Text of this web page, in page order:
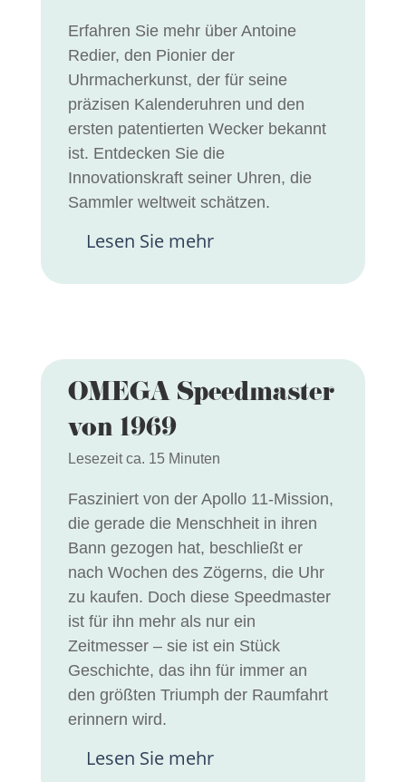
Erfahren Sie mehr über Antoine
Redier, den Pionier der
Uhrmacherkunst, der für seine
präzisen Kalenderuhren und den
ersten patentierten Wecker bekannt
ist. Entdecken Sie die
Innovationskraft seiner Uhren, die
Sammler weltweit schätzen.
Lesen Sie mehr
OMEGA Speedmaster
von 1969
Lesezeit ca. 15 Minuten
Fasziniert von der Apollo 11-Mission,
die gerade die Menschheit in ihren
Bann gezogen hat, beschließt er
nach Wochen des Zögerns, die Uhr
zu kaufen. Doch diese Speedmaster
ist für ihn mehr als nur ein
Zeitmesser – sie ist ein Stück
Geschichte, das ihn für immer an
den größten Triumph der Raumfahrt
erinnern wird.
Lesen Sie mehr